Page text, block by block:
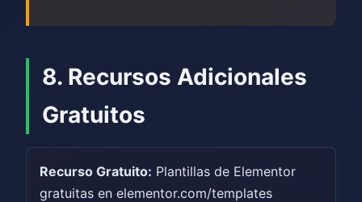
8. Recursos Adicionales
Gratuitos
Recurso Gratuito: Plantillas de Elementor
gratuitas en elementor.com/templates